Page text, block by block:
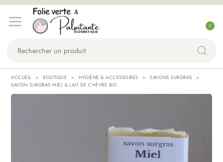
navigation
produit...
C
o
e
i
0
ACCUEIL BOUTIQUE HYGIÈNE & ACCESSOIRES
SAVONS SURGRAS
SAVON SURGRAS MIEL & LAIT DE CHÈVRE BIO